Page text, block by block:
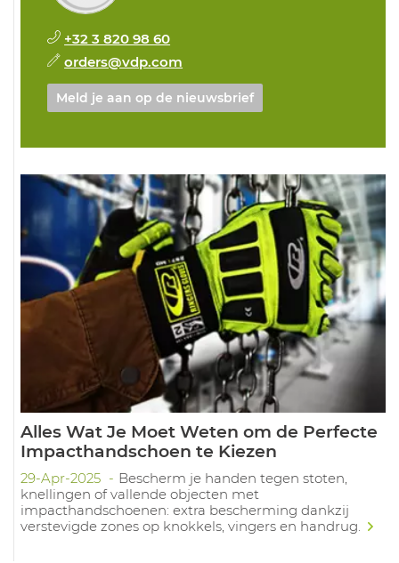
+32 3 820 98 60
orders@vdp.com
Meld je aan op de nieuwsbrief
Alles Wat Je Moet Weten om de Perfecte
Impacthandschoen te Kiezen
29-Apr-2025
Bescherm je handen tegen stoten,
knellingen of vallende objecten met
impacthandschoenen: extra bescherming dankzij
verstevigde zones op knokkels, vingers en handrug.